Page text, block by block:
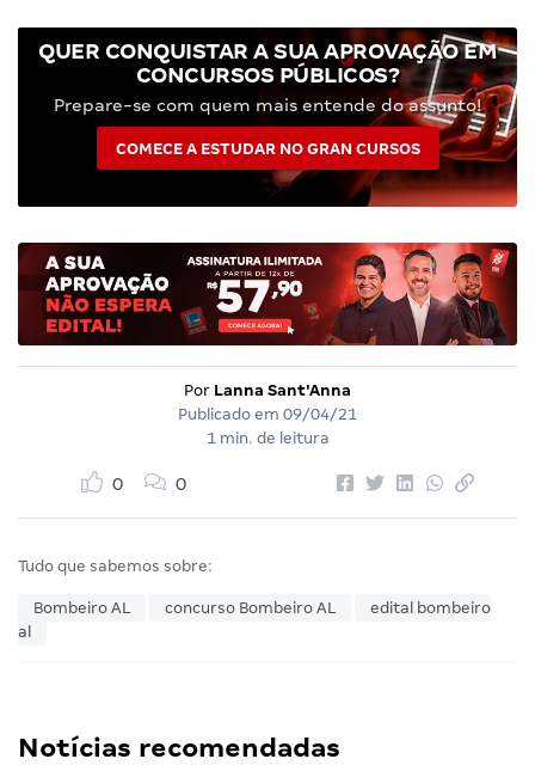
QUER CONQUISTAR A SUA APROVAÇÃO EM
CONCURSOS PÚBLICOS?
Prepare-se com quem mais entende do assunto!
COMECE A ESTUDAR NO GRAN CURSOS
Por Lanna Sant'Anna
Publicado em 09/04/21
1 min. de leitura
0 0
Tudo que sabemos sobre:
Bombeiro AL concurso Bombeiro AL
edital bombeiro
al
Notícias recomendadas